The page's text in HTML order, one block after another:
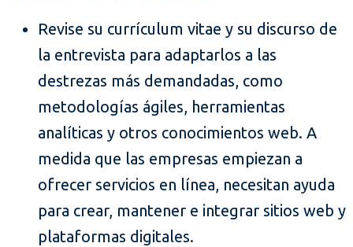
Revise su currículum vitae y su discurso de
la entrevista para adaptarlos a las
destrezas más demandadas, como
metodologías ágiles, herramientas
analíticas y otros conocimientos web. A
medida que las empresas empiezan a
ofrecer servicios en línea, necesitan ayuda
para crear, mantener e integrar sitios web y
plataformas digitales.